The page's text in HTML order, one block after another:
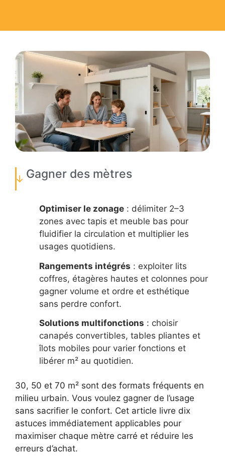
Gagner des mètres
Optimiser le zonage : délimiter 2–3
zones avec tapis et meuble bas pour
fluidifier la circulation et multiplier les
usages quotidiens.
Rangements intégrés : exploiter lits
coffres, étagères hautes et colonnes pour
gagner volume et ordre et esthétique
sans perdre confort.
Solutions multifonctions : choisir
canapés convertibles, tables pliantes et
îlots mobiles pour varier fonctions et
libérer m² au quotidien.
30, 50 et 70 m² sont des formats fréquents en
milieu urbain. Vous voulez gagner de l’usage
sans sacrifier le confort. Cet article livre dix
astuces immédiatement applicables pour
maximiser chaque mètre carré et réduire les
erreurs d’achat.